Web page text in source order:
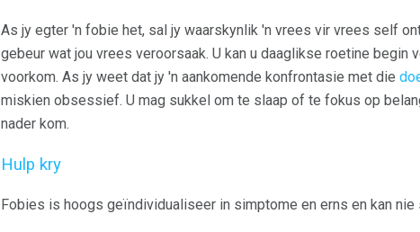
As jy egter 'n fobie het, sal jy waarskynlik 'n vrees vir vrees self
gebeur wat jou vrees veroorsaak. U kan u daaglikse roetine
voorkom. As jy weet dat jy 'n aankomende konfrontasie met die
miskien obsessief. U mag sukkel om te slaap of te fokus op
nader kom.
Hulp kry
Fobies is hoogs geïndividualiseer in simptome en erns en kan